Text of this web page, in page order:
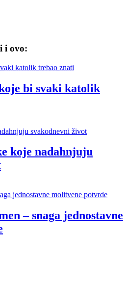
i ovo:
bi svaki katolik
koje nadahnjuju
– snaga jednostavne